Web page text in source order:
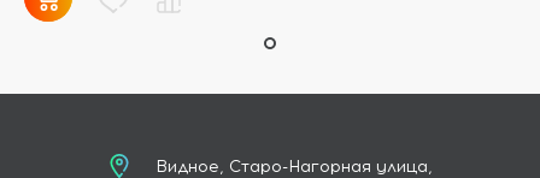
Видное, Старо-Нагорная улица,